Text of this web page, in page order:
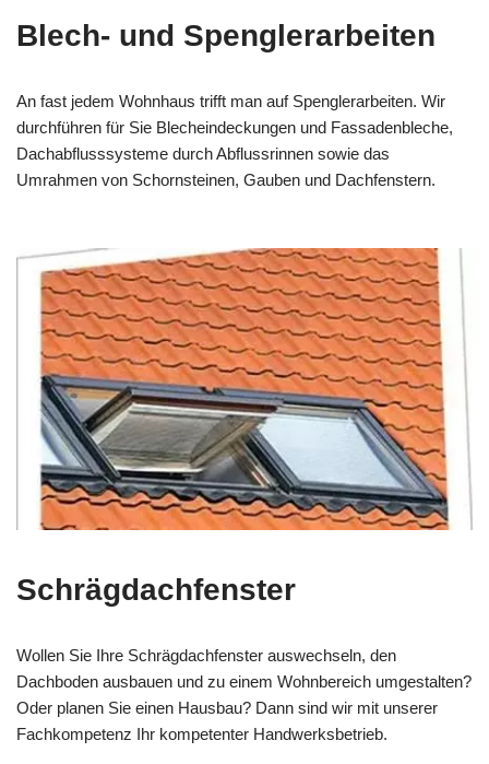
Blech- und Spenglerarbeiten
An fast jedem Wohnhaus trifft man auf Spenglerarbeiten. Wir
durchführen für Sie Blecheindeckungen und Fassadenbleche,
Dachabflusssysteme durch Abflussrinnen sowie das
Umrahmen von Schornsteinen, Gauben und Dachfenstern.
Schrägdachfenster
Wollen Sie Ihre Schrägdachfenster auswechseln, den
Dachboden ausbauen und zu einem Wohnbereich umgestalten?
Oder planen Sie einen Hausbau? Dann sind wir mit unserer
Fachkompetenz Ihr kompetenter Handwerksbetrieb.